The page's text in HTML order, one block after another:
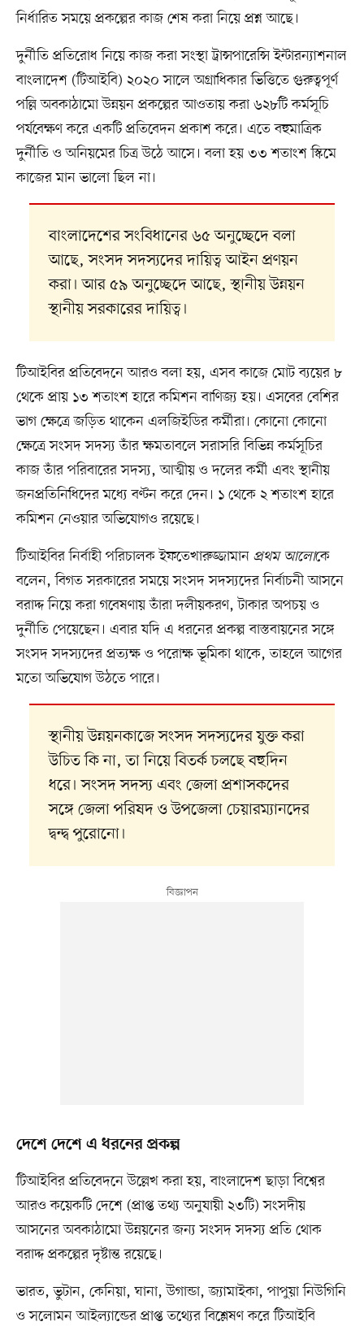
নির্ধারিত সময়ে প্রকল্পের কাজ শেষ করা নিয়ে প্রশ্ন আছে।
দুর্নীতি প্রতিরোধ নিয়ে কাজ করা সংস্থা ট্রান্সপারেন্সি ইন্টারন্যাশনাল
বাংলাদেশ (টিআইবি) ২০২০ সালে অগ্রাধিকার ভিত্তিতে গুরুত্বপূর্ণ
পল্লি অবকাঠামো উন্নয়ন প্রকল্পের আওতায় করা ৬২৮টি কর্মসূচি
পর্যবেক্ষণ করে একটি প্রতিবেদন প্রকাশ করে। এতে বহুমাত্রিক
দুর্নীতি ও অনিয়মের চিত্র উঠে আসে। বলা হয় ৩৩ শতাংশ স্কিমে
কাজের মান ভালো ছিল না।
বাংলাদেশের সংবিধানের ৬৫ অনুচ্ছেদে বলা
আছে, সংসদ সদস্যদের দায়িত্ব আইন প্রণয়ন
করা। আর ৫৯ অনুচ্ছেদে আছে, স্থানীয় উন্নয়ন
স্থানীয় সরকারের দায়িত্ব।
টিআইবির প্রতিবেদনে আরও বলা হয়, এসব কাজে মোট ব্যয়ের ৮
থেকে প্রায় ১৩ শতাংশ হারে কমিশন বাণিজ্য হয়। এসবের বেশির
ভাগ ক্ষেত্রে জড়িত থাকেন এলজিইডির কর্মীরা। কোনো কোনো
ক্ষেত্রে সংসদ সদস্য তাঁর ক্ষমতাবলে সরাসরি বিভিন্ন কর্মসূচির
কাজ তাঁর পরিবারের সদস্য, আত্মীয় ও দলের কর্মী এবং স্থানীয়
জনপ্রতিনিধিদের মধ্যে বণ্টন করে দেন। ১ থেকে ২ শতাংশ হারে
কমিশন নেওয়ার অভিযোগও রয়েছে।
টিআইবির নির্বাহী পরিচালক ইফতেখারুজ্জামান প্রথম আলোকে
বলেন, বিগত সরকারের সময়ে সংসদ সদস্যদের নির্বাচনী আসনে
বরাদ্দ নিয়ে করা গবেষণায় তাঁরা দলীয়করণ, টাকার অপচয় ও
দুর্নীতি পেয়েছেন। এবার যদি এ ধরনের প্রকল্প বাস্তবায়নের সঙ্গে
সংসদ সদস্যদের প্রত্যক্ষ ও পরোক্ষ ভূমিকা থাকে, তাহলে আগের
মতো অভিযোগ উঠতে পারে।
স্থানীয় উন্নয়নকাজে সংসদ সদস্যদের যুক্ত করা
উচিত কি না, তা নিয়ে বিতর্ক চলছে বহুদিন
ধরে। সংসদ সদস্য এবং জেলা প্রশাসকদের
সঙ্গে জেলা পরিষদ ও উপজেলা চেয়ারম্যানদের
দ্বন্দ্ব পুরোনো।
দেশে দেশে এ ধরনের প্রকল্প
টিআইবির প্রতিবেদনে উল্লেখ করা হয়, বাংলাদেশ ছাড়া বিশ্বের
আরও কয়েকটি দেশে (প্রাপ্ত তথ্য অনুযায়ী ২৩টি) সংসদীয়
আসনের অবকাঠামো উন্নয়নের জন্য সংসদ সদস্য প্রতি থোক
বরাদ্দ প্রকল্পের দৃষ্টান্ত রয়েছে।
ভারত, ভুটান, কেনিয়া, ঘানা, উগান্ডা, জ্যামাইকা, পাপুয়া নিউগিনি
ও সলোমন আইল্যান্ডের প্রাপ্ত তথ্যের বিশ্লেষণ করে টিআইবি